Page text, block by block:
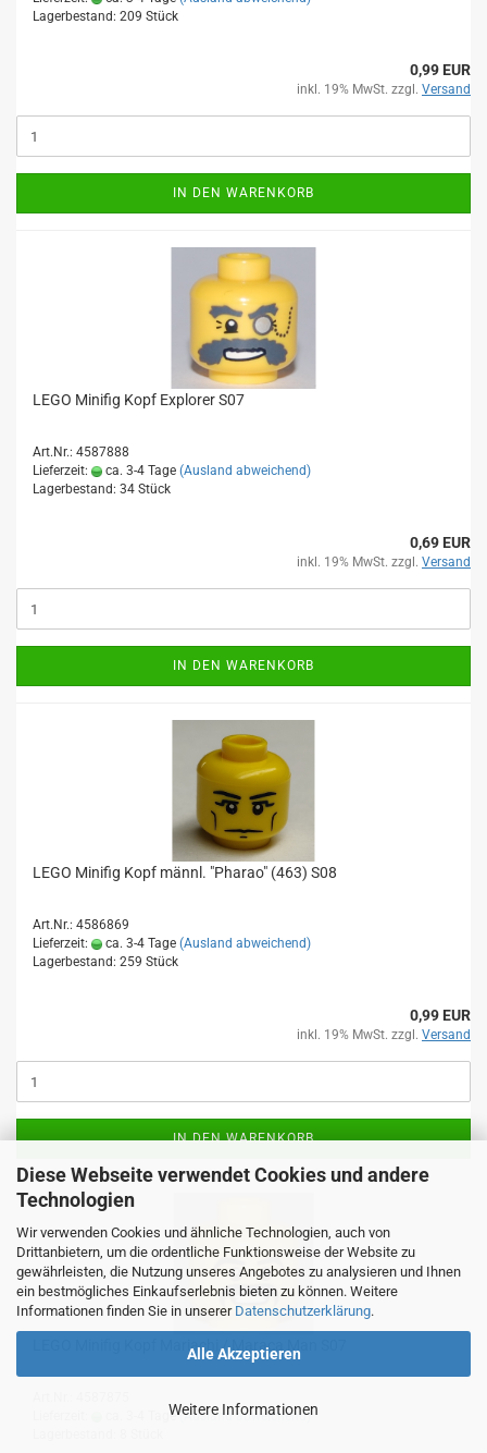
Diese Webseite verwendet Cookies und andere
Technologien
Wir verwenden Cookies und ähnliche Technologien, auch von
Drittanbietern, um die ordentliche Funktionsweise der Website zu
gewährleisten, die Nutzung unseres Angebotes zu analysieren und Ihnen
ein bestmögliches Einkaufserlebnis bieten zu können. Weitere
Informationen finden Sie in unserer Datenschutzerklärung.
Alle Akzeptieren
Weitere Informationen
Lagerbestand: 209 Stück
0,99 EUR
inkl. 19% MwSt. zzgl. Versand
IN DEN WARENKORB
LEGO Minifig Kopf Explorer S07
Art.Nr.: 4587888
Lieferzeit:
ca. 3-4 Tage (Ausland abweichend)
Lagerbestand: 34 Stück
0,69 EUR
inkl. 19% MwSt. zzgl. Versand
IN DEN WARENKORB
LEGO Minifig Kopf männl. "Pharao" (463) S08
Art.Nr.: 4586869
Lieferzeit:
ca. 3-4 Tage (Ausland abweichend)
Lagerbestand: 259 Stück
0,99 EUR
inkl. 19% MwSt. zzgl. Versand
IN DEN WARENKORB
LEGO Minifig Kopf Mariachi / Maraca Man S07
ca. 3-4 Tage (Ausland abweichend)